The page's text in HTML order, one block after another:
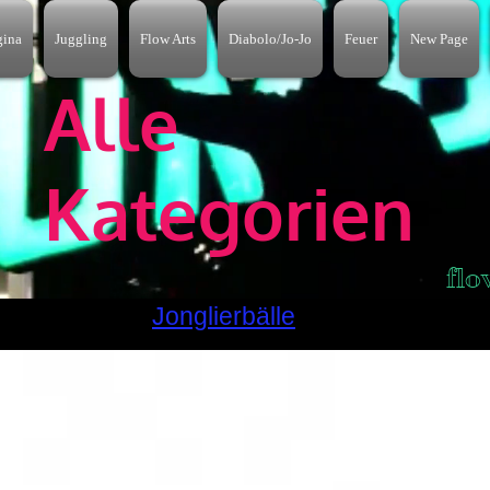
Juggling Flow Arts Diabolo/Jo-Jo Feuer New Page
Alle
Kategorien
Jonglierbälle